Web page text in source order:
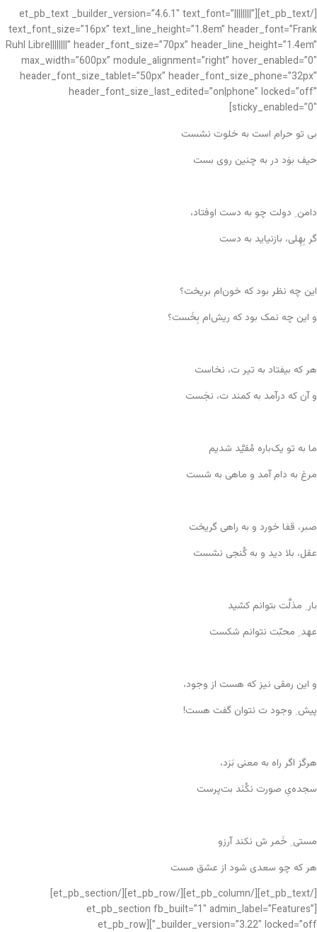
[/et_pb_text][et_pb_text _builder_version=”4.6.1″ text_font=”||||||||”
text_font_size=”16px” text_line_height=”1.8em” header_font=”Frank
Ruhl Libre||||||||” header_font_size=”70px” header_line_height=”1.4em”
max_width=”600px” module_alignment=”right” hover_enabled=”0″
header_font_size_tablet=”50px” header_font_size_phone=”32px”
header_font_size_last_edited=”on|phone” locked=”off”
sticky_enabled=”0″]
بی تو حرام است به خلوت نشست
حیف بوَد در به چنین روی بست
دامن ِ دولت چو به دست اوفتاد،
گر بِهِلی، بازنیاید به دست
این چه نظر بود که خون‌ام بریخت؟
و این چه نمک بود که ریش‌ام بِخَست؟
هر که بیفتاد به تیر ت، نخاست
و آن که درآمد به کمند ت، نجَست
ما به تو یک‌باره مُقیَّد شدیم
مرغ به دام آمد و ماهی به شست
صبر، قفا خورد و به راهی گریخت
عقل، بلا دید و به کُنجی نشست
بار ِ مذلَّت بتوانم کشید
عهد ِ محبّت نتوانم شکست
و این رمقی نیز که هست از وجود،
پیش ِ وجود ت نتوان گفت هست!
هرگز اگر راه به معنی بَرَد،
سجده‌یِ صورت نکُنَد بت‌پرست
مستی ِ خَمر ش نکند آرزو
هر که چو سعدی شود از عشق مست
[/et_pb_text][/et_pb_column][/et_pb_row][/et_pb_section]
[et_pb_section fb_built=”1″ admin_label=”Features”
_builder_version=”3.22″ locked=”off”][et_pb_row